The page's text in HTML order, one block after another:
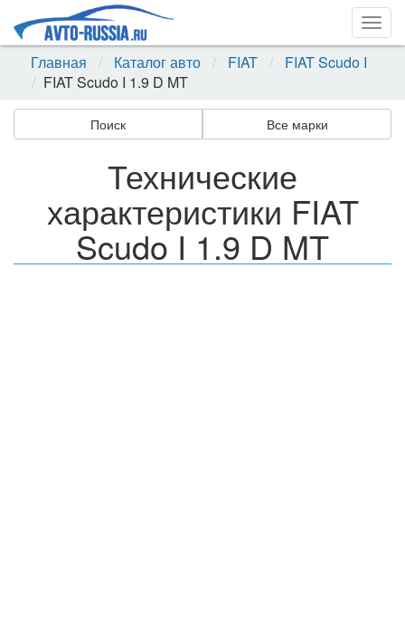
Главная
Каталог авто FIAT
FIAT Scudo I
FIAT Scudo I 1.9 D MT
Поиск Все марки
Технические
характеристики FIAT
Scudo I 1.9 D MT